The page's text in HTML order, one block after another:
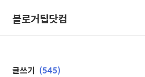
블로거팁닷컴
글쓰기 (545)